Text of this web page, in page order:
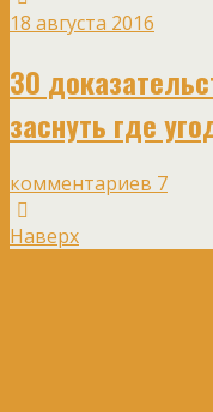
18 августа 2016
30
заснуть где
комментариев 7
Наверх